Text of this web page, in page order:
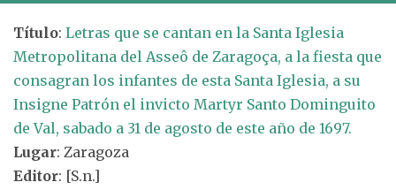
Título: Letras que se cantan en la Santa Iglesia
Metropolitana del Asseô de Zaragoça, a la fiesta que
consagran los infantes de esta Santa Iglesia, a su
Insigne Patrón el invicto Martyr Santo Dominguito
de Val, sabado a 31 de agosto de este año de 1697.
Lugar: Zaragoza
Editor: [S.n.]